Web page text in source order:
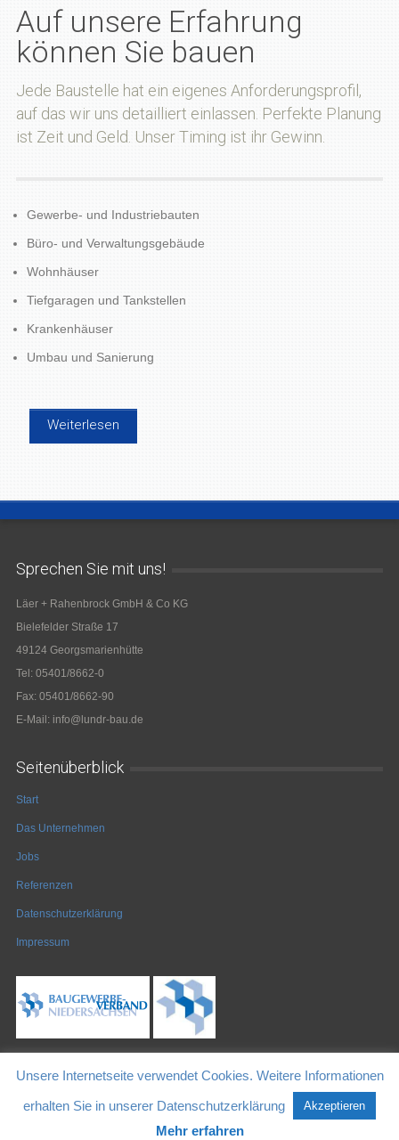
Auf unsere Erfahrung
können Sie bauen
Jede Baustelle hat ein eigenes Anforderungsprofil,
auf das wir uns detailliert einlassen. Perfekte Planung
ist Zeit und Geld. Unser Timing ist ihr Gewinn.
Gewerbe- und Industriebauten
Büro- und Verwaltungsgebäude
Wohnhäuser
Tiefgaragen und Tankstellen
Krankenhäuser
Umbau und Sanierung
Weiterlesen
Sprechen Sie mit uns!
Läer + Rahenbrock GmbH & Co KG
Bielefelder Straße 17
49124 Georgsmarienhütte
Tel: 05401/8662-0
Fax: 05401/8662-90
E-Mail: info@lundr-bau.de
Seitenüberblick
Start
Das Unternehmen
Jobs
Referenzen
Datenschutzerklärung
Impressum
© Copyright 2026 by Läer + Rahenbrock GmbH & Co KG
Unsere Internetseite verwendet Cookies. Weitere Informationen
erhalten Sie in unserer Datenschutzerklärung Akzeptieren
Mehr erfahren